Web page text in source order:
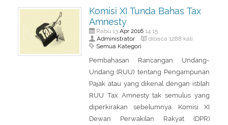
Komisi XI Tunda Bahas Tax
Amnesty
Rabu 13 Apr 201614:15
Administrator dibaca 1288 kali
Semua Kategori
Pembahasan Rancangan Undang-
Undang (RUU) tentang Pengampunan
Pajak atau yang dikenal dengan istilah
RUU Tax Amnesty tak semulus yang
diperkirakan sebelumnya. Komisi XI
Dewan Perwakilan Rakyat (DPR)